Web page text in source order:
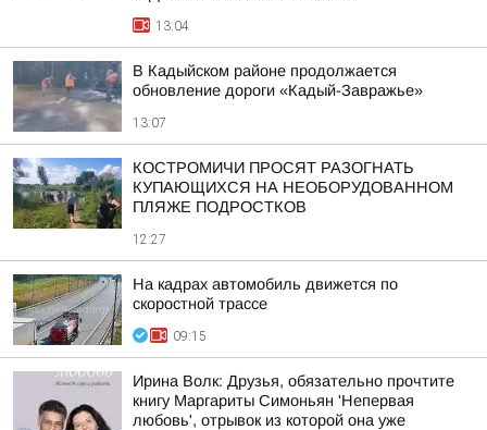
13:04
В Кадыйском районе продолжается
обновление дороги «Кадый-Завражье»
13:07
КОСТРОМИЧИ ПРОСЯТ РАЗОГНАТЬ
КУПАЮЩИХСЯ НА НЕОБОРУДОВАННОМ
ПЛЯЖЕ ПОДРОСТКОВ
12:27
На кадрах автомобиль движется по
скоростной трассе
09:15
Ирина Волк: Друзья, обязательно прочтите
книгу Маргариты Симоньян 'Непервая
любовь', отрывок из которой она уже